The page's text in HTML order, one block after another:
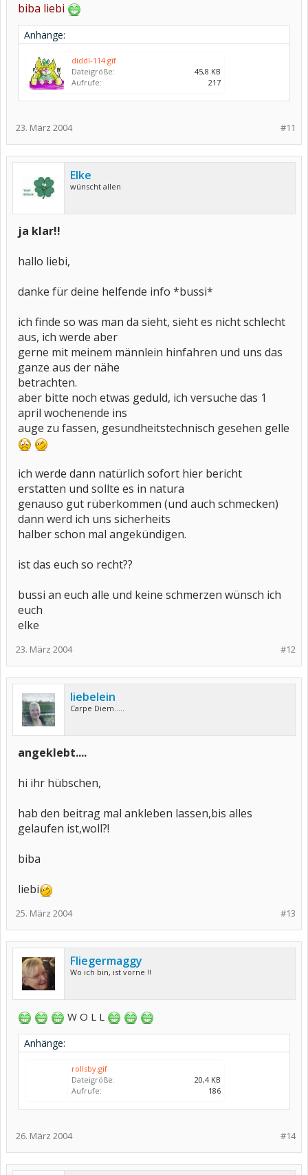
biba liebi
Anhänge:
diddl-114.gif
Dateigröße:
45,8 KB
Aufrufe:
217
#11
23. März 2004
Elke
wünscht allen
ja klar!!
hallo liebi,
danke für deine helfende info *bussi*
ich finde so was man da sieht, sieht es nicht schlecht
aus, ich werde aber
gerne mit meinem männlein hinfahren und uns das
ganze aus der nähe
betrachten.
aber bitte noch etwas geduld, ich versuche das 1
april wochenende ins
auge zu fassen, gesundheitstechnisch gesehen gelle
ich werde dann natürlich sofort hier bericht
erstatten und sollte es in natura
genauso gut rüberkommen (und auch schmecken)
dann werd ich uns sicherheits
halber schon mal angekündigen.
ist das euch so recht??
bussi an euch alle und keine schmerzen wünsch ich
euch
elke
#12
23. März 2004
liebelein
Carpe Diem.....
angeklebt....
hi ihr hübschen,
hab den beitrag mal ankleben lassen,bis alles
gelaufen ist,woll?!
biba
liebi
#13
25. März 2004
Fliegermaggy
Wo ich bin, ist vorne !!
W O L L
Anhänge:
rollsby.gif
Dateigröße:
20,4 KB
Aufrufe:
186
#14
26. März 2004